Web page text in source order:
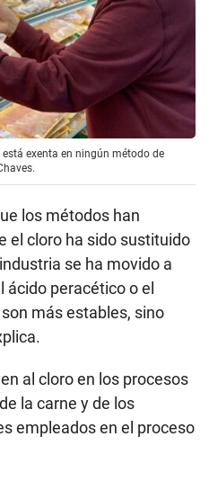
exenta en ningún método de
los métodos han
el cloro ha sido sustituido
se ha movido a
ácido peracético o el
más estables, sino
al cloro en los procesos
la carne y de los
empleados en el proceso